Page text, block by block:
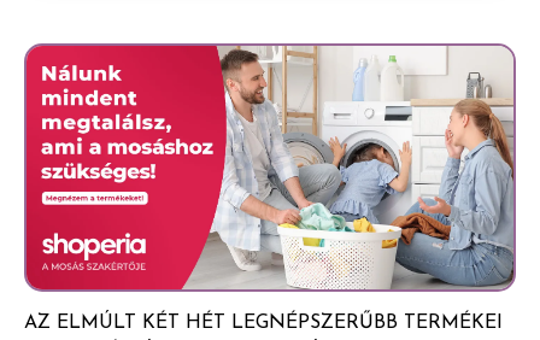
AZ ELMÚLT KÉT HÉT LEGNÉPSZERŰBB TERMÉKEI